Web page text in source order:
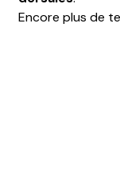
Encore plus de